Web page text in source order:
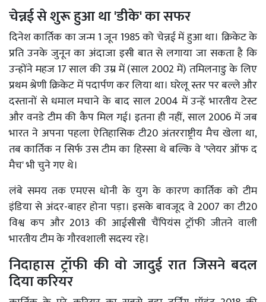
चेन्नई से शुरू हुआ था 'डीके' का सफर
दिनेश कार्तिक का जन्म 1 जून 1985 को चेन्नई में हुआ था। क्रिकेट के
प्रति उनके जुनून का अंदाजा इसी बात से लगाया जा सकता है कि
उन्होंने महज 17 साल की उम्र में (साल 2002 में) तमिलनाडु के लिए
प्रथम श्रेणी क्रिकेट में पदार्पण कर लिया था। घरेलू स्तर पर बल्ले और
दस्तानों से धमाल मचाने के बाद साल 2004 में उन्हें भारतीय टेस्ट
और वनडे टीम की कैप मिल गई। इतना ही नहीं, साल 2006 में जब
भारत ने अपना पहला ऐतिहासिक टी20 अंतरराष्ट्रीय मैच खेला था,
तब कार्तिक न सिर्फ उस टीम का हिस्सा थे बल्कि वे 'प्लेयर ऑफ द
मैच' भी चुने गए थे।
लंबे समय तक एमएस धोनी के युग के कारण कार्तिक को टीम
इंडिया से अंदर-बाहर होना पड़ा। इसके बावजूद वे 2007 का टी20
विश्व कप और 2013 की आईसीसी चैंपियंस ट्रॉफी जीतने वाली
भारतीय टीम के गौरवशाली सदस्य रहे।
निदाहास ट्रॉफी की वो जादुई रात जिसने बदल
दिया करियर